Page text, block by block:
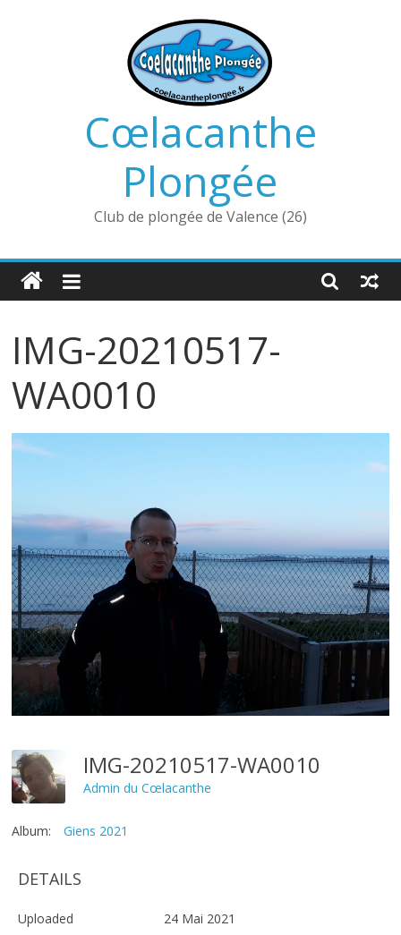
Cœlacanthe
Plongée
Club de plongée de Valence (26)
IMG-20210517-
WA0010
IMG-20210517-WA0010
Admin du Cœlacanthe
Album: Giens 2021
DETAILS
Uploaded 24 Mai 2021